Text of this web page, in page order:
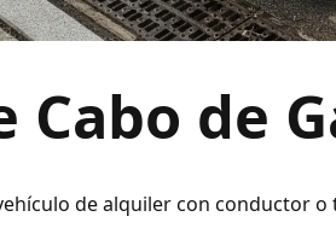
Cabo de
de alquiler con conductor o